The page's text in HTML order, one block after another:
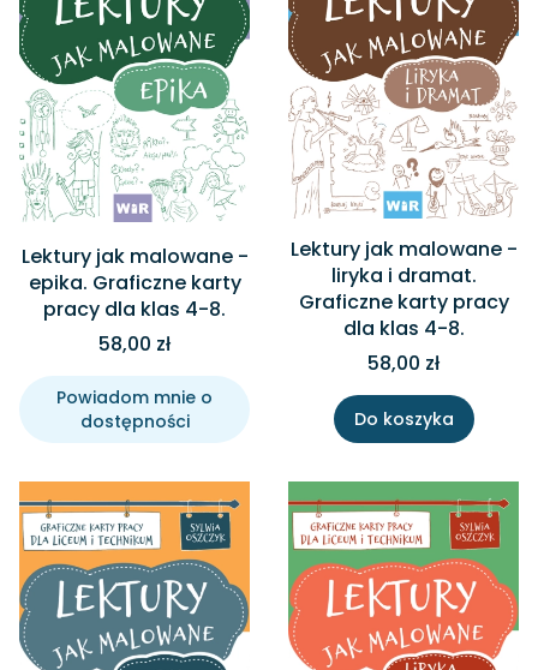
Lektury jak malowane -
epika. Graficzne karty
pracy dla klas 4-8.
58,00 zł
Powiadom mnie o
dostępności
Lektury jak malowane -
liryka i dramat.
Graficzne karty pracy
dla klas 4-8.
58,00 zł
Do koszyka